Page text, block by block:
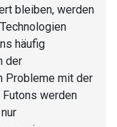
bleiben, werden
häufig
der
Probleme mit der
werden